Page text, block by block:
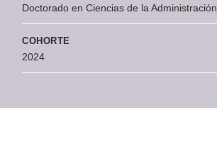
Doctorado en Ciencias de la Administración
COHORTE
2024